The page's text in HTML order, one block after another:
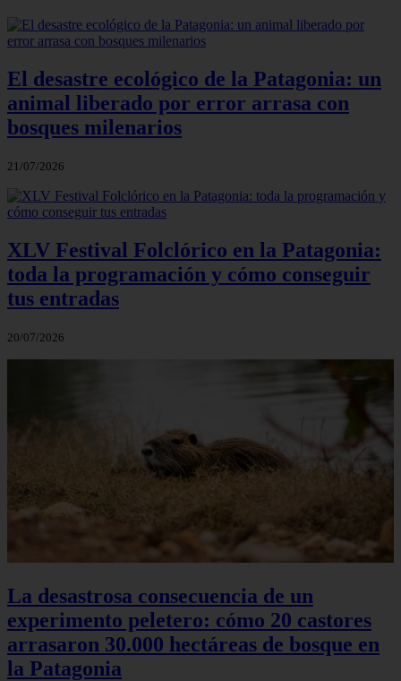
El desastre ecológico de la Patagonia: un
animal liberado por error arrasa con
bosques milenarios
21/07/2026
XLV Festival Folclórico en la Patagonia:
toda la programación y cómo conseguir
tus entradas
20/07/2026
La desastrosa consecuencia de un
experimento peletero: cómo 20 castores
arrasaron 30.000 hectáreas de bosque en
la Patagonia